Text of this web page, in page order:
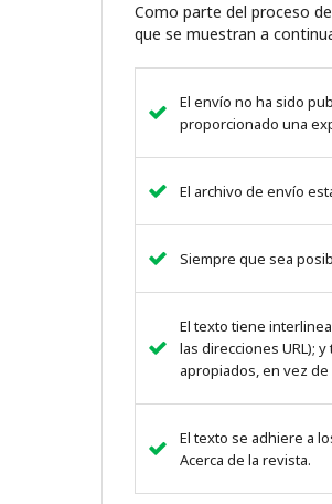
Como parte del proceso
que se muestran a
El envío no ha sido
proporcionado una
El archivo de envío
Siempre que sea
El texto tiene
las direcciones URL);
apropiados, en vez de
El texto se adhiere a
Acerca de la revista.